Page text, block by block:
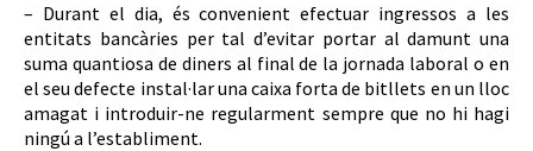
– Durant el dia, és convenient efectuar ingressos a les
entitats bancàries per tal d’evitar portar al damunt una
suma quantiosa de diners al final de la jornada laboral o en
el seu defecte instal·lar una caixa forta de bitllets en un lloc
amagat i introduir-ne regularment sempre que no hi hagi
ningú a l’establiment.